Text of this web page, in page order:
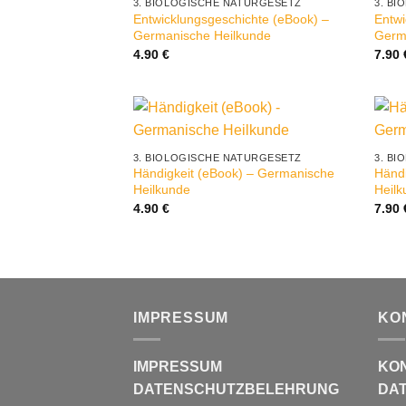
3. BIOLOGISCHE NATURGESETZ
Entwicklungsgeschichte (eBook) –
Germanische Heilkunde
4.90 €
3.
7.90
3. BIOLOGISCHE NATURGESETZ
Händigkeit (eBook) – Germanische
Heilkunde
4.90 €
3.
7.90
IMPRESSUM
IMPRESSUM
DATENSCHUTZBELEHRUNG